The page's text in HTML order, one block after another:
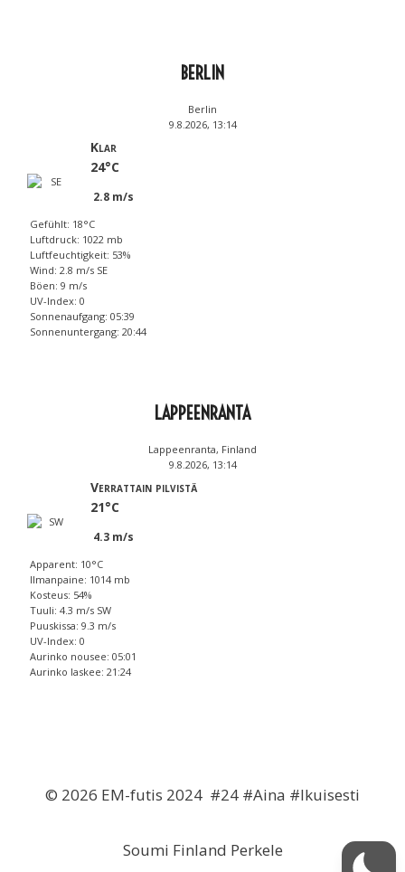
BERLIN
Berlin
9.8.2026, 13:14
Klar
24°C
2.8 m/s
Gefühlt: 18°C
Luftdruck: 1022 mb
Luftfeuchtigkeit: 53%
Wind: 2.8 m/s SE
Böen: 9 m/s
UV-Index: 0
Sonnenaufgang: 05:39
Sonnenuntergang: 20:44
LAPPEENRANTA
Lappeenranta, Finland
9.8.2026, 13:14
Verrattain pilvistä
21°C
4.3 m/s
Apparent: 10°C
Ilmanpaine: 1014 mb
Kosteus: 54%
Tuuli: 4.3 m/s SW
Puuskissa: 9.3 m/s
UV-Index: 0
Aurinko nousee: 05:01
Aurinko laskee: 21:24
© 2026 EM-futis 2024 #24 #Aina #Ikuisesti
Soumi Finland Perkele